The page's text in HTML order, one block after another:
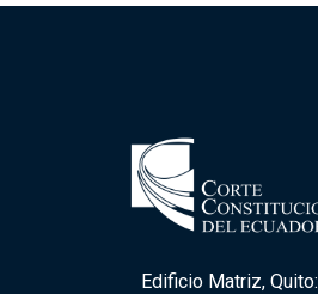
Edificio Matriz, Quito: